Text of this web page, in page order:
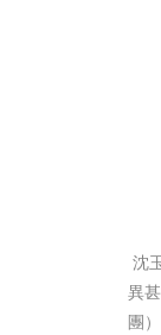
異
團）